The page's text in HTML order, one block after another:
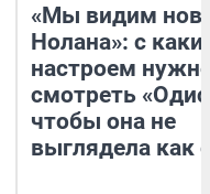
«Мы видим
Нолана»: с
настроем
смотреть
чтобы она не
выглядела как